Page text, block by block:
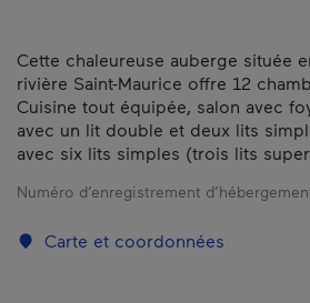
Cette chaleureuse auberge située
rivière Saint-Maurice offre 12
Cuisine tout équipée, salon avec
avec un lit double et deux lits
avec six lits simples (trois lits
Numéro d’enregistrement
Carte et coordonnées